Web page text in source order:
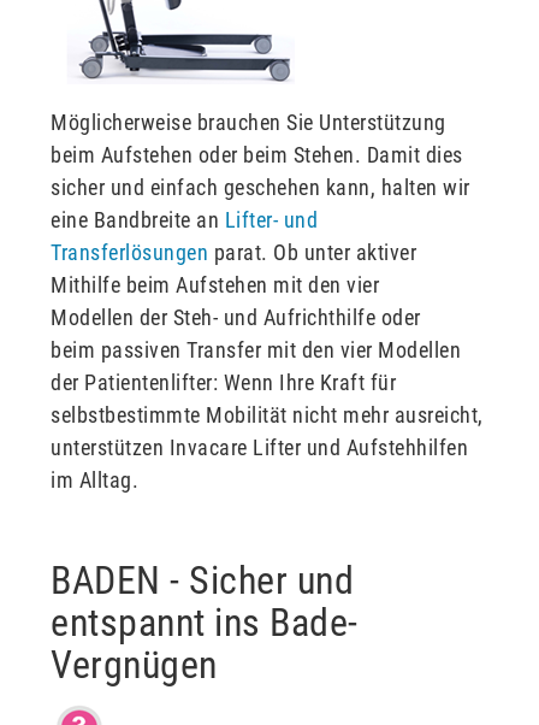
Möglicherweise brauchen Sie Unterstützung
beim Aufstehen oder beim Stehen. Damit dies
sicher und einfach geschehen kann, halten wir
eine Bandbreite an Lifter- und
Transferlösungen parat. Ob unter aktiver
Mithilfe beim Aufstehen mit den vier
Modellen der Steh- und Aufrichthilfe oder
beim passiven Transfer mit den vier Modellen
der Patientenlifter: Wenn Ihre Kraft für
selbstbestimmte Mobilität nicht mehr ausreicht,
unterstützen Invacare Lifter und Aufstehhilfen
im Alltag.
BADEN - Sicher und
entspannt ins Bade-
Vergnügen